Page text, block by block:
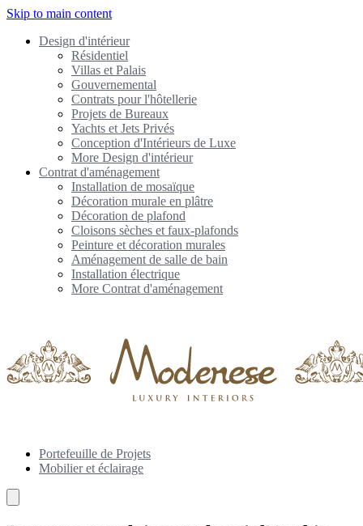
Skip to main content
Design d'intérieur
Résidentiel
Villas et Palais
Gouvernemental
Contrats pour l'hôtellerie
Projets de Bureaux
Yachts et Jets Privés
Conception d'Intérieurs de Luxe
More Design d'intérieur
Contrat d'aménagement
Installation de mosaïque
Décoration murale en plâtre
Décoration de plafond
Cloisons sèches et faux-plafonds
Peinture et décoration murales
Aménagement de salle de bain
Installation électrique
More Contrat d'aménagement
Portefeuille de Projets
Mobilier et éclairage